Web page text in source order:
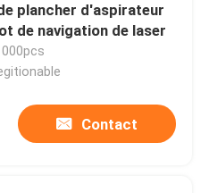
plancher d'aspirateur
de navigation de laser
Contact